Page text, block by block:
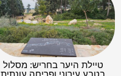
טיילת היער בחריש: מסלול
בטבע עירוני ופריחה עונתית